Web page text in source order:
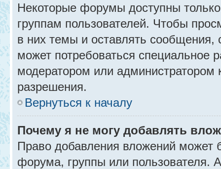
Некоторые форумы доступны
группам пользователей. Чтобы
в них темы и оставлять сообщения,
может потребоваться специальное
модератором или администратором
разрешения.
Вернуться к началу
Почему я не могу добавлять
Право добавления вложений может
форума, группы или пользователя.